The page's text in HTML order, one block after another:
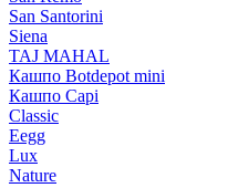
San Santorini
Siena
TAJ MAHAL
Кашпо Botdepot mini
Кашпо Capi
Classic
Eegg
Lux
Nature